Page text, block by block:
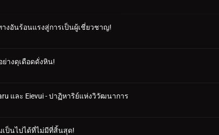
างอันร้อนแรงสู่การเป็นผู้เชี่ยวชาญ!
างดุเดือดดั่งหิน!
และ Eievui - ปาฏิหาริย์แห่งวิวัฒนาการ
เป็นไปได้ที่ไม่มีที่สิ้นสุด!